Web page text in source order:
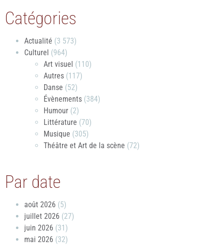
Catégories
Actualité (3 573)
Culturel (964)
Art visuel (110)
Autres (117)
Danse (52)
Évènements (384)
Humour (2)
Littérature (70)
Musique (305)
Théâtre et Art de la scène (72)
Par date
août 2026 (5)
juillet 2026 (27)
juin 2026 (31)
mai 2026 (32)